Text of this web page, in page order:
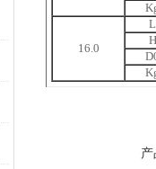
16.0
L
H